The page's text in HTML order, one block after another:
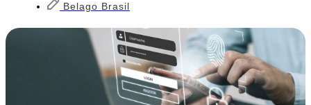
Belago Brasil